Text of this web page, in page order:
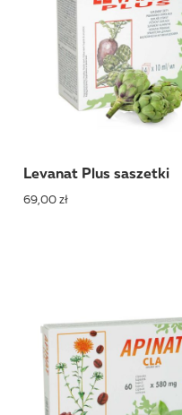
Levanat Plus saszetki
69,00 zł